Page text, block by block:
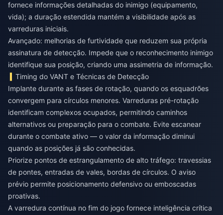
fornece informações detalhadas do inimigo (equipamento,
vida); a duração estendida mantém a visibilidade após as
varreduras iniciais.
Avançado: melhorias de furtividade que reduzem sua própria
assinatura de detecção. Impede que o reconhecimento inimigo
identifique sua posição, criando uma assimetria de informação.
Timing do VANT e Técnicas de Detecção
Implante durante as fases de rotação, quando os esquadrões
convergem para círculos menores. Varreduras pré-rotação
identificam complexos ocupados, permitindo caminhos
alternativos ou preparação para o combate. Evite escanear
durante o combate ativo — o valor da informação diminui
quando as posições já são conhecidas.
Priorize pontos de estrangulamento de alto tráfego: travessias
de pontes, entradas de vales, bordas de círculos. O aviso
prévio permite posicionamento defensivo ou emboscadas
proativas.
A varredura contínua no fim do jogo fornece inteligência crítica